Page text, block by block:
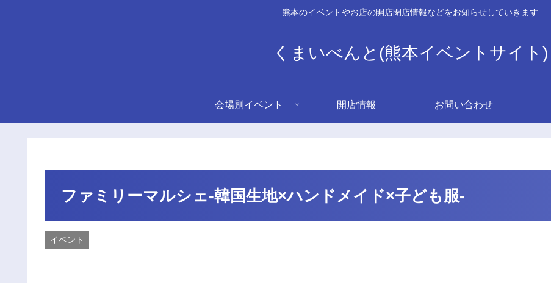
熊本のイベントやお店の開店閉店情報などをお知らせしていきます
くまいべんと(熊本イベントサイト)
会場別イベント 開店情報 お問い合わせ
ファミリーマルシェ-韓国生地×ハンドメイド×子ども服-
イベント